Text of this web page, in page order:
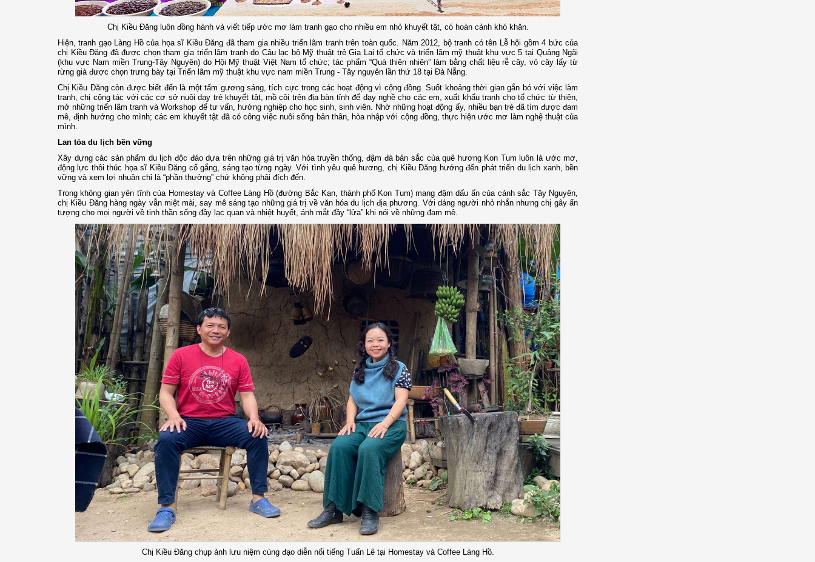
Chị Kiều Đăng luôn đồng hành và viết tiếp ước mơ làm tranh gạo cho nhiều em nhỏ khuyết tật, có hoàn cảnh khó khăn.
Hiện, tranh gạo Làng Hồ của họa sĩ Kiều Đăng đã tham gia nhiều triển lãm tranh trên toàn quốc. Năm 2012, bộ tranh có tên Lễ hội gồm 4 bức của
chị Kiều Đăng đã được chọn tham gia triển lãm tranh do Câu lạc bộ Mỹ thuật trẻ Gia Lai tổ chức và triển lãm mỹ thuật khu vực 5 tại Quảng Ngãi
(khu vực Nam miền Trung-Tây Nguyên) do Hội Mỹ thuật Việt Nam tổ chức; tác phẩm “Quà thiên nhiên” làm bằng chất liệu rễ cây, vỏ cây lấy từ
rừng già được chọn trưng bày tại Triển lãm mỹ thuật khu vực nam miền Trung - Tây nguyên lần thứ 18 tại Đà Nẵng.
Chị Kiều Đăng còn được biết đến là một tấm gương sáng, tích cực trong các hoạt động vì cộng đồng. Suốt khoảng thời gian gắn bó với việc làm
tranh, chị cộng tác với các cơ sở nuôi dạy trẻ khuyết tật, mồ côi trên địa bàn tỉnh để dạy nghề cho các em, xuất khẩu tranh cho tổ chức từ thiện,
mở những triển lãm tranh và Workshop để tư vấn, hướng nghiệp cho học sinh, sinh viên. Nhờ những hoạt động ấy, nhiều bạn trẻ đã tìm được đam
mê, định hướng cho mình; các em khuyết tật đã có công việc nuôi sống bản thân, hòa nhập với cộng đồng, thực hiện ước mơ làm nghệ thuật của
mình.
Lan tỏa du lịch bền vững
Xây dựng các sản phẩm du lịch độc đáo dựa trên những giá trị văn hóa truyền thống, đậm đà bản sắc của quê hương Kon Tum luôn là ước mơ,
động lực thôi thúc họa sĩ Kiều Đăng cố gắng, sáng tạo từng ngày. Với tình yêu quê hương, chị Kiều Đăng hướng đến phát triển du lịch xanh, bền
vững và xem lợi nhuận chỉ là “phần thưởng” chứ không phải đích đến.
Trong không gian yên tĩnh của Homestay và Coffee Làng Hồ (đường Bắc Kạn, thành phố Kon Tum) mang đậm dấu ấn của cảnh sắc Tây Nguyên,
chị Kiều Đăng hàng ngày vẫn miệt mài, say mê sáng tạo những giá trị về văn hóa du lịch địa phương. Với dáng người nhỏ nhắn nhưng chị gây ấn
tượng cho mọi người về tinh thần sống đầy lạc quan và nhiệt huyết, ánh mắt đầy “lửa” khi nói về những đam mê.
Chị Kiều Đăng chụp ảnh lưu niệm cùng đạo diễn nổi tiếng Tuấn Lê tại Homestay và Coffee Làng Hồ.